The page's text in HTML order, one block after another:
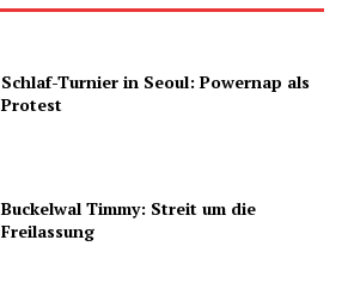
Schlaf-Turnier in Seoul: Powernap als
Protest
Buckelwal Timmy: Streit um die
Freilassung